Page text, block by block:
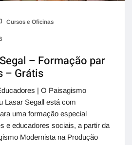
Cursos e Oficinas
– Formação par
– Grátis
| O Paisagismo
Lasar Segall está com
uma formação especial
e educadores sociais, a partir da
Modernista na Produção